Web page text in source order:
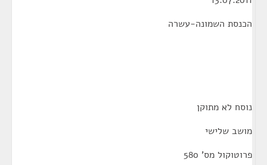
הכנסת השמונה-עשרה
נוסח לא מתוקן
מושב שלישי
פרוטוקול מס' 580